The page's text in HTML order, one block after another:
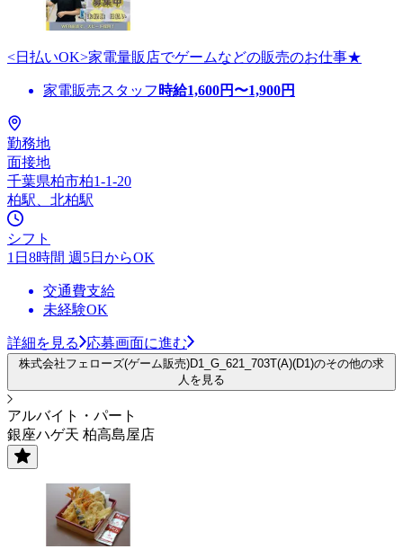
<日払いOK>家電量販店でゲームなどの販売のお仕事★
家電販売スタッフ 時給1,600円〜1,900円
勤務地
面接地
千葉県柏市柏1-1-20
柏駅、北柏駅
シフト
1日8時間 週5日からOK
交通費支給
未経験OK
詳細を見る 応募画面に進む
株式会社フェローズ(ゲーム販売)D1_G_621_703T(A)(D1)のその他の求
人を見る
アルバイト・パート
銀座ハゲ天 柏高島屋店